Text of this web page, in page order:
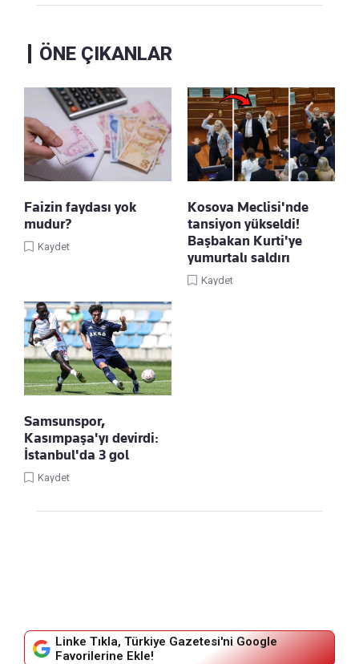
ÖNE ÇIKANLAR
Faizin faydası yok
mudur?
Kaydet
Kosova Meclisi'nde
tansiyon yükseldi!
Başbakan Kurti'ye
yumurtalı saldırı
Kaydet
Samsunspor,
Kasımpaşa'yı devirdi:
İstanbul'da 3 gol
Kaydet
Linke Tıkla, Türkiye Gazetesi'ni Google
Favorilerine Ekle!